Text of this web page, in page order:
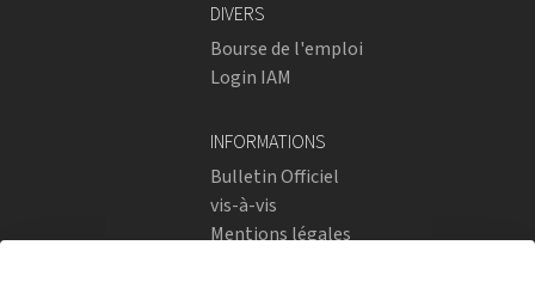
DIVERS
Bourse de l'emploi
Login IAM
INFORMATIONS
Bulletin Officiel
vis-à-vis
Mentions légales